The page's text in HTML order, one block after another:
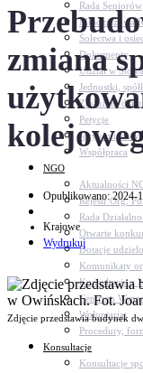
Rada Seniorów
Młodzieżowa
Sołectwa i
Dokumenty
Udział w
Jednostki,
Zasłużeni dla
Petycje
Język migowy
Współpraca
NGO
Aktualności
Rejestr Org.
Rada
Otwarte
Dotacje
Komunikaty
Konsultacje z
Centrum
Wolontariat
Procedury,
Konsultacje
Konsultacje
zmiana
Opublikowano: 2024-
Krajowe
Wydrukuj
Zdjęcie przedstawia budynek